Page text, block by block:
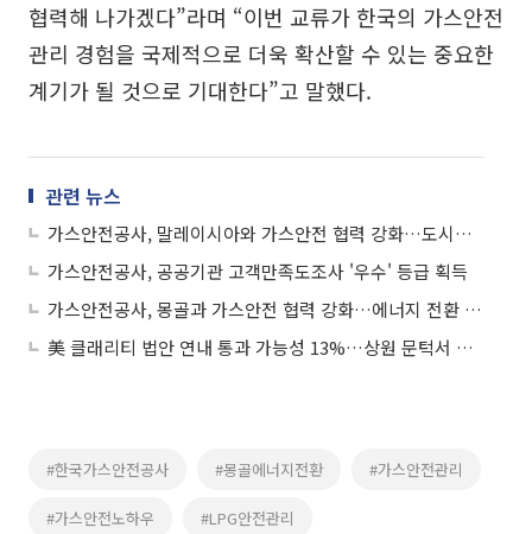
협력해 나가겠다”라며 “이번 교류가 한국의 가스안전
관리 경험을 국제적으로 더욱 확산할 수 있는 중요한
계기가 될 것으로 기대한다”고 말했다.
관련 뉴스
가스안전공사, 말레이시아와 가스안전 협력 강화…도시가스 MOU 체결
가스안전공사, 공공기관 고객만족도조사 '우수' 등급 획득
가스안전공사, 몽골과 가스안전 협력 강화…에너지 전환 지원 박차
美 클래리티 법안 연내 통과 가능성 13%…상원 문턱서 제동
#한국가스안전공사 #몽골에너지전환 #가스안전관리
#가스안전노하우 #LPG안전관리